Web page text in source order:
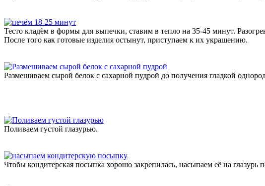
Тесто кладём в формы для выпечки, ставим в тепло на 35-45 минут.
После того как готовые изделия остынут, приступаем к их украшению.
Размешиваем сырой белок с сахарной пудрой до получения гладкой
Поливаем густой глазурью.
Чтобы кондитерская посыпка хорошо закрепилась, насыпаем её на глазурь